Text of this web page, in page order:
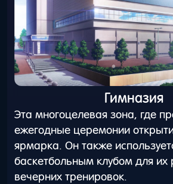
Гимназия
Эта многоцелевая зона, где
ежегодные церемонии
ярмарка. Он также
баскетбольным клубом для их
вечерних тренировок.